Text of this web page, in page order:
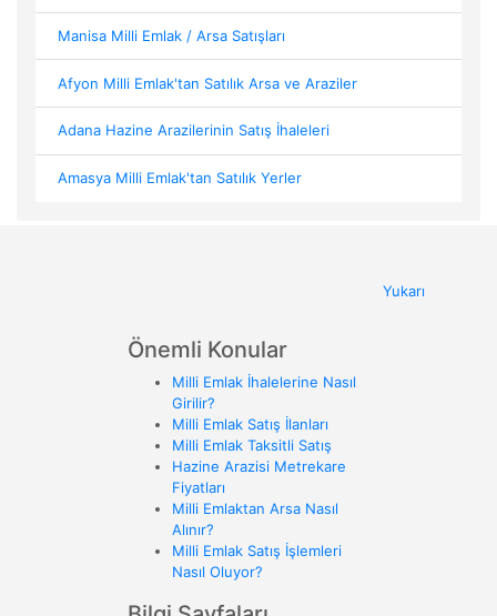
Manisa Milli Emlak / Arsa Satışları
Afyon Milli Emlak'tan Satılık Arsa ve Araziler
Adana Hazine Arazilerinin Satış İhaleleri
Amasya Milli Emlak'tan Satılık Yerler
Yukarı
Önemli Konular
Milli Emlak İhalelerine Nasıl
Girilir?
Milli Emlak Satış İlanları
Milli Emlak Taksitli Satış
Hazine Arazisi Metrekare
Fiyatları
Milli Emlaktan Arsa Nasıl
Alınır?
Milli Emlak Satış İşlemleri
Nasıl Oluyor?